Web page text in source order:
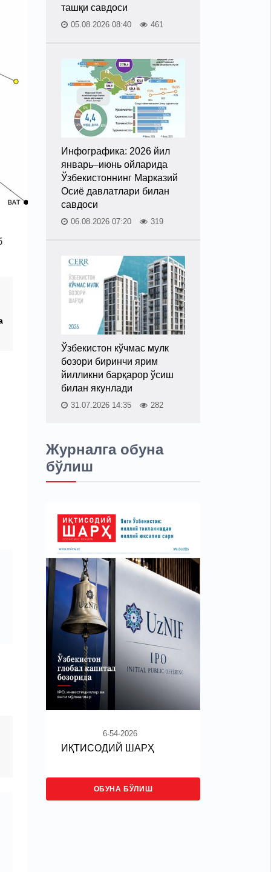
ташқи савдоси
05.08.2026 08:40 461
Инфографика: 2026 йил
январь–июнь ойларида
Ўзбекистоннинг Марказий
Осиё давлатлари билан
савдоси
06.08.2026 07:20 319
Ўзбекистон кўчмас мулк
бозори биринчи ярим
йилликни барқарор ўсиш
билан якунлади
31.07.2026 14:35 282
Журналга обуна
бўлиш
6-54-2026
ИҚТИСОДИЙ ШАРҲ
ОБУНА БЎЛИШ